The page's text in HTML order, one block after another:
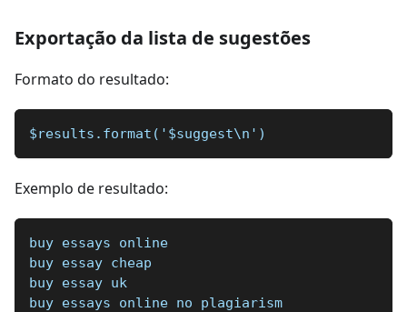
Exportação da lista de sugestões
Formato do resultado:
$results.format('$suggest\n')
Exemplo de resultado:
buy essays online
buy essay cheap
buy essay uk
buy essays online no plagiarism